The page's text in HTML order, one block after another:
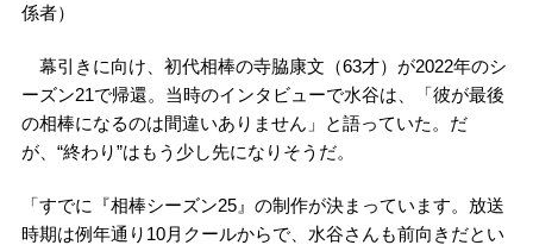
係者）
幕引きに向け、初代相棒の寺脇康文（63才）が2022年のシ
ーズン21で帰還。当時のインタビューで水谷は、「彼が最後
の相棒になるのは間違いありません」と語っていた。だ
が、“終わり”はもう少し先になりそうだ。
「すでに『相棒シーズン25』の制作が決まっています。放送
時期は例年通り10月クールからで、水谷さんも前向きだとい